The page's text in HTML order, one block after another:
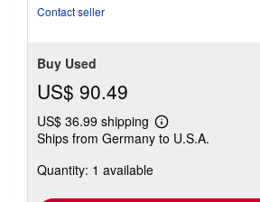
Contact seller
Buy Used
US$ 90.49
US$ 36.99 shipping
Learn
more
Ships from Germany to U.S.A.
Quantity: 1 available